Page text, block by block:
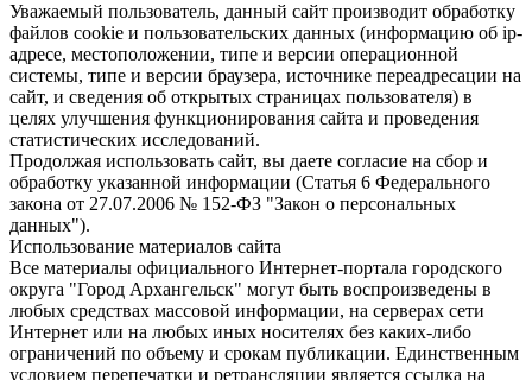
Уважаемый пользователь, данный сайт производит обработку
файлов cookie и пользовательских данных (информацию об ip-
адресе, местоположении, типе и версии операционной
системы, типе и версии браузера, источнике переадресации на
сайт, и сведения об открытых страницах пользователя) в
целях улучшения функционирования сайта и проведения
статистических исследований.
Продолжая использовать сайт, вы даете согласие на сбор и
обработку указанной информации (Статья 6 Федерального
закона от 27.07.2006 № 152-ФЗ "Закон о персональных
данных").
Использование материалов сайта
Все материалы официального Интернет-портала городского
округа "Город Архангельск" могут быть воспроизведены в
любых средствах массовой информации, на серверах сети
Интернет или на любых иных носителях без каких-либо
ограничений по объему и срокам публикации. Единственным
условием перепечатки и ретрансляции является ссылка на